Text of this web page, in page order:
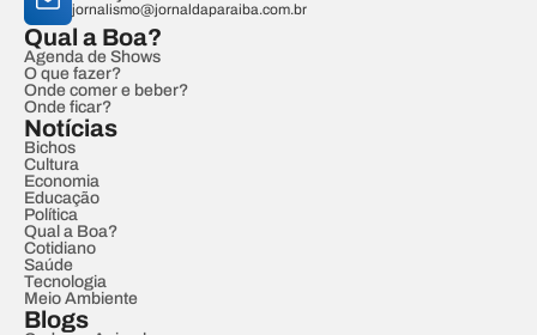
jornalismo@jornaldaparaiba.com.br
Qual a Boa?
Agenda de Shows
O que fazer?
Onde comer e beber?
Onde ficar?
Notícias
Bichos
Cultura
Economia
Educação
Política
Qual a Boa?
Cotidiano
Saúde
Tecnologia
Meio Ambiente
Blogs